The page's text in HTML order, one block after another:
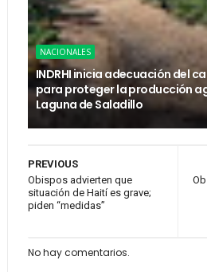
NACIONALES
INDRHI inicia adecuación del
para proteger la producción
Laguna de Saladillo
PREVIOUS
Obispos advierten que
situación de Haití es grave;
piden “medidas”
No hay comentarios.